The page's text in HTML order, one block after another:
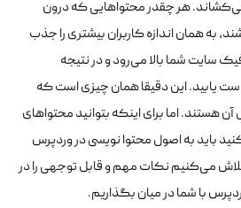
هر چقدر محتواهایی که درون
به همان اندازه کاربران بیشتری را جذب
سایت شما بالا می‌رود و در نتیجه
یابید. این دقیقا همان چیزی است که
هستند. اما برای اینکه بتوانید محتواهای
باید به اصول محتوا نویسی در وردپرس
می‌کنیم نکات مهم و قابل توجهی را در
با شما در میان بگذاریم.